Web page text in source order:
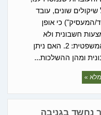
חוות דעתנו: 1. בשל שיקולים שונים, עובד
כי אופן
חשבונית ולא
באמצעות תלוש שכר. ב. השאלה המשפטית: 2. האם ניתן
ומהן ההשלכות...
»
נחשד בגניבה